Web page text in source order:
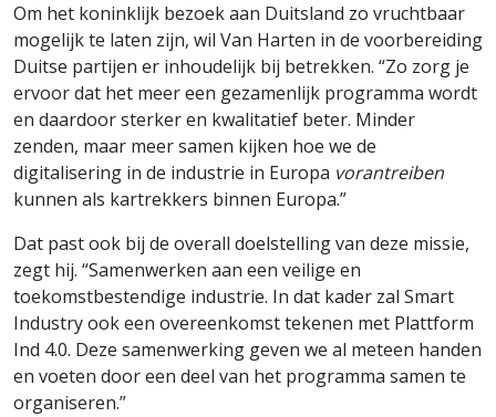
Om het koninklijk bezoek aan Duitsland zo vruchtbaar
mogelijk te laten zijn, wil Van Harten in de voorbereiding
Duitse partijen er inhoudelijk bij betrekken. “Zo zorg je
ervoor dat het meer een gezamenlijk programma wordt
en daardoor sterker en kwalitatief beter. Minder
zenden, maar meer samen kijken hoe we de
digitalisering in de industrie in Europa vorantreiben
kunnen als kartrekkers binnen Europa.”
Dat past ook bij de overall doelstelling van deze missie,
zegt hij. “Samenwerken aan een veilige en
toekomstbestendige industrie. In dat kader zal Smart
Industry ook een overeenkomst tekenen met Plattform
Ind 4.0. Deze samenwerking geven we al meteen handen
en voeten door een deel van het programma samen te
organiseren.”